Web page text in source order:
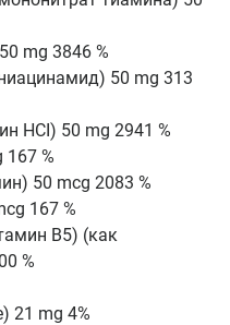
mg 3846 %
50 mg 313
HCI) 50 mg 2941 %
167 %
50 mcg 2083 %
167 %
B5) (как
%
21 mg 4%